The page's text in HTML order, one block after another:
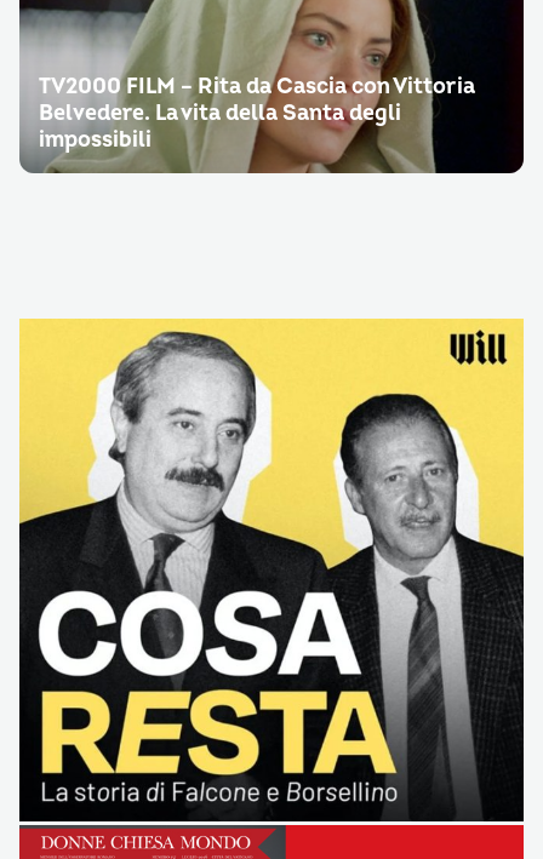
TV2000 FILM – Rita da Cascia con Vittoria
Belvedere. La vita della Santa degli
impossibili